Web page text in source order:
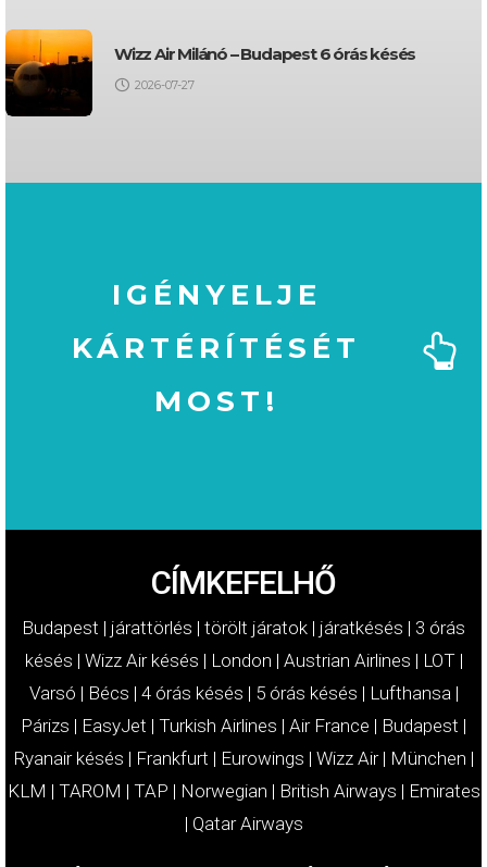
Wizz Air Milánó – Budapest 6 órás késés
2026-07-27
IGÉNYELJE
KÁRTÉRÍTÉSÉT
MOST!
CÍMKEFELHŐ
Budapest | járattörlés | törölt járatok | járatkésés | 3 órás
késés | Wizz Air késés | London | Austrian Airlines | LOT|
Varsó | Bécs | 4 órás késés | 5 órás késés | Lufthansa |
Párizs | EasyJet | Turkish Airlines | Air France | Budapest |
Ryanair késés | Frankfurt | Eurowings | Wizz Air| München |
KLM | TAROM | TAP | Norwegian | British Airways | Emirates
| Qatar Airways